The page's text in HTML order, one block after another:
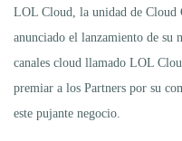
LOL Cloud, la unidad de Cloud
anunciado el lanzamiento de su
canales cloud llamado LOL
premiar a los Partners por su
este pujante negocio.